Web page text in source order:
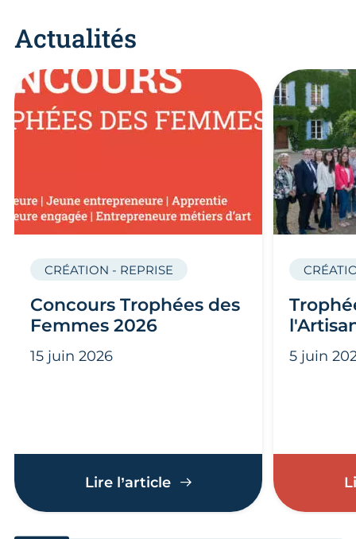
Actualités
Concours Trophées des
Femmes 2026
CRÉATION - REPRISE
15 juin 2026
Lire l’articleConcours Trophées des
5 juin